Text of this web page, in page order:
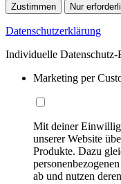
Zustimmen Nur
Datenschutzerklärung
Individuelle Datenschutz-
Marketing per
Mit deiner
unserer Website
Produkte. Dazu
ab und nutzen